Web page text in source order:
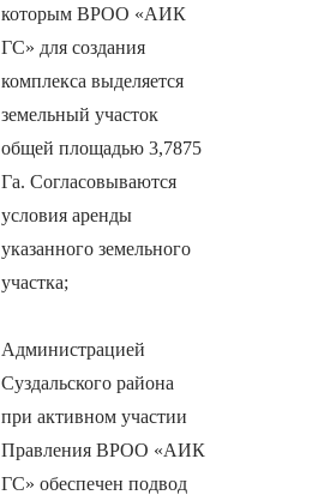
которым ВРОО «АИК
ГС» для создания
комплекса выделяется
земельный участок
общей площадью 3,7875
Га. Согласовываются
условия аренды
указанного земельного
участка;
Администрацией
Суздальского района
при активном участии
Правления ВРОО «АИК
ГС» обеспечен подвод